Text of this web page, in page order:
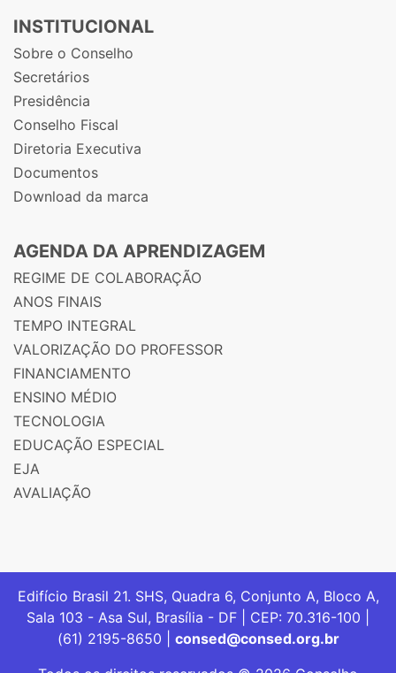
INSTITUCIONAL
Sobre o Conselho
Secretários
Presidência
Conselho Fiscal
Diretoria Executiva
Documentos
Download da marca
AGENDA DA APRENDIZAGEM
REGIME DE COLABORAÇÃO
ANOS FINAIS
TEMPO INTEGRAL
VALORIZAÇÃO DO PROFESSOR
FINANCIAMENTO
ENSINO MÉDIO
TECNOLOGIA
EDUCAÇÃO ESPECIAL
EJA
AVALIAÇÃO
Edifício Brasil 21. SHS, Quadra 6, Conjunto A, Bloco A,
Sala 103 - Asa Sul, Brasília - DF | CEP: 70.316-100 |
(61) 2195-8650 | consed@consed.org.br